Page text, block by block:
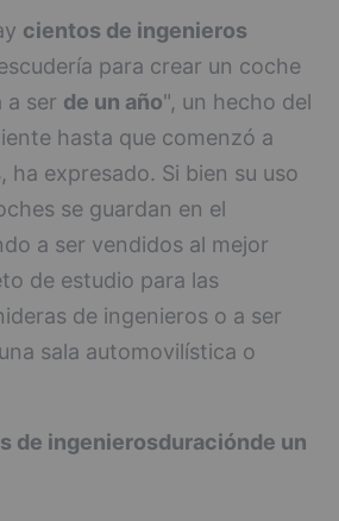
cientos de ingenieros
para crear un coche
a ser de un año", un hecho del
hasta que comenzó a
ha expresado. Si bien su uso
se guardan en el
a ser vendidos al mejor
de estudio para las
de ingenieros o a ser
sala automovilística o
de ingenierosduraciónde un